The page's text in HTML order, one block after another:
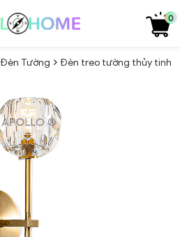
0
Đèn Tường Đèn treo tường thủy tinh